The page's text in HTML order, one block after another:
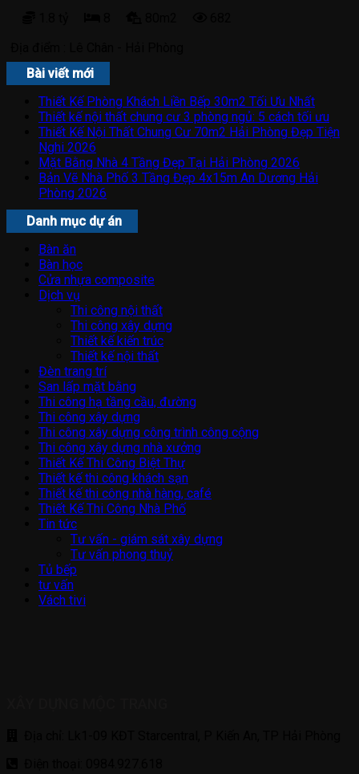
Bài viết mới
Thiết Kế Phòng Khách Liền Bếp 30m2 Tối Ưu Nhất
Thiết kế nội thất chung cư 3 phòng ngủ: 5 cách tối ưu
Thiết Kế Nội Thất Chung Cư 70m2 Hải Phòng Đẹp Tiện
Nghi 2026
Mặt Bằng Nhà 4 Tầng Đẹp Tại Hải Phòng 2026
Bản Vẽ Nhà Phố 3 Tầng Đẹp 4x15m An Dương Hải
Phòng 2026
Danh mục dự án
Bàn ăn
Bàn học
Cửa nhựa composite
Dịch vụ
Thi công nội thất
Thi công xây dựng
Thiết kế kiến trúc
Thiết kế nội thất
Đèn trang trí
San lấp mặt bằng
Thi công hạ tầng cầu, đường
Thi công xây dựng
Thi công xây dựng công trình công cộng
Thi công xây dựng nhà xưởng
Thiết Kế Thi Công Biệt Thự
Thiết kế thi công khách sạn
Thiết kế thi công nhà hàng, café
Thiết Kế Thi Công Nhà Phố
Tin tức
Tư vấn - giám sát xây dựng
Tư vấn phong thuỷ
Tủ bếp
tư vấn
Vách tivi